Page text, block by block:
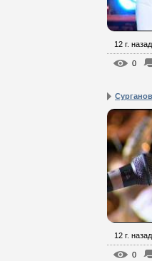
12 г. назад
0
12 г. назад
0